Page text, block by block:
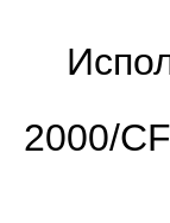
2000/